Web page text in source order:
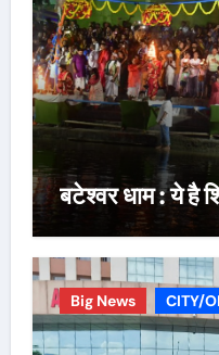
बटेश्वर धाम : ये है
Big News CITY/